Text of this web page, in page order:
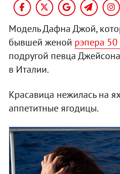
Модель Дафна Джой,
бывшей женой рэпера 50
подругой певца
в Италии.
Красавица нежилась на
аппетитные ягодицы.